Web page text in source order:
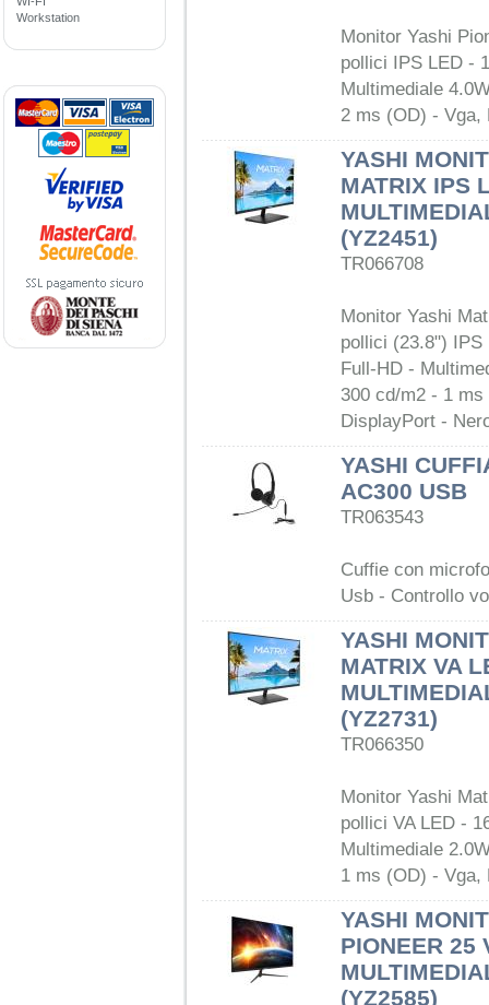
Workstation
Monitor Yashi
pollici IPS LED -
Multimediale
2 ms (OD) - Vga,
YASHI
MATRIX IPS
(YZ2451)
TR066708
Monitor Yashi
pollici (23.8") IPS
Full-HD -
300 cd/m2 - 1
DisplayPort -
YASHI
AC300 USB
TR063543
Cuffie con
Usb - Controllo
YASHI
MATRIX VA
(YZ2731)
TR066350
Monitor Yashi
pollici VA LED -
Multimediale
1 ms (OD) - Vga,
YASHI
PIONEER 25
(YZ2585)